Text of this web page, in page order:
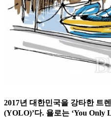
2017년 대한민국을 강타한 트
(YOLO)’다. 욜로는 ‘You Only